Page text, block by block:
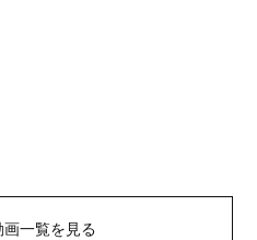
一覧を見る